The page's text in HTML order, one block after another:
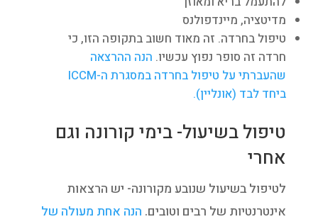
מדיטציה, מיינדפולנס
טיפול בחרדה. זה מאוד חשוב בתקופה הזו, כי
חרדה זה סופר נפוץ עכשיו. הנה ההרצאה
שהעברתי על טיפול בחרדה במסגרת ה-ICCM
ביחד לבד (אונליין).
טיפול בשיעול- בימי קורונה וגם
אחרי
לטיפול בשיעול שנובע מקורונה- יש הרצאות
אינטרנטיות של רבים וטובים. הנה אחת מעולה של